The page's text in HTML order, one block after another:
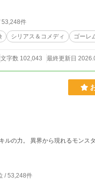
53,248件
シリアス＆コメディ ゴーレ
文字数 102,043 最終更新日
の力。 異界から現れるモンス
/ 53,248件